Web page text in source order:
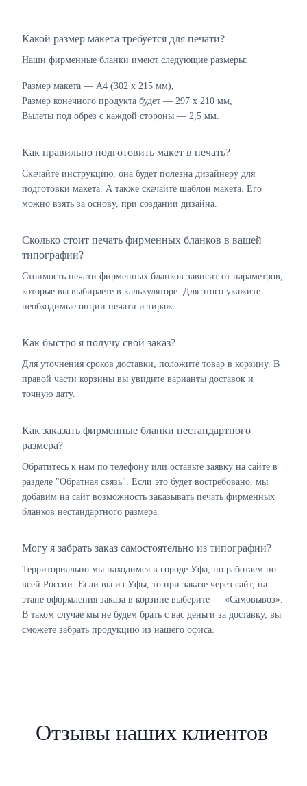
Какой размер макета требуется для печати?
Наши фирменные бланки имеют следующие размеры:
Размер макета — А4 (302 х 215 мм),
Размер конечного продукта будет — 297 х 210 мм,
Вылеты под обрез с каждой стороны — 2,5 мм.
Как правильно подготовить макет в печать?
Скачайте инструкцию, она будет полезна дизайнеру для
подготовки макета. А также скачайте шаблон макета. Его
можно взять за основу, при создании дизайна.
Сколько стоит печать фирменных бланков в вашей
типографии?
Стоимость печати фирменных бланков зависит от параметров,
которые вы выбираете в калькуляторе. Для этого укажите
необходимые опции печати и тираж.
Как быстро я получу свой заказ?
Для уточнения сроков доставки, положите товар в корзину. В
правой части корзины вы увидите варианты доставок и
точную дату.
Как заказать фирменные бланки нестандартного
размера?
Обратитесь к нам по телефону или оставьте заявку на сайте в
разделе "Обратная связь". Если это будет востребовано, мы
добавим на сайт возможность заказывать печать фирменных
бланков нестандартного размера.
Могу я забрать заказ самостоятельно из типографии?
Территориально мы находимся в городе Уфа, но работаем по
всей России. Если вы из Уфы, то при заказе через сайт, на
этапе оформления заказа в корзине выберите — «Самовывоз».
В таком случае мы не будем брать с вас деньги за доставку, вы
сможете забрать продукцию из нашего офиса.
Отзывы наших клиентов